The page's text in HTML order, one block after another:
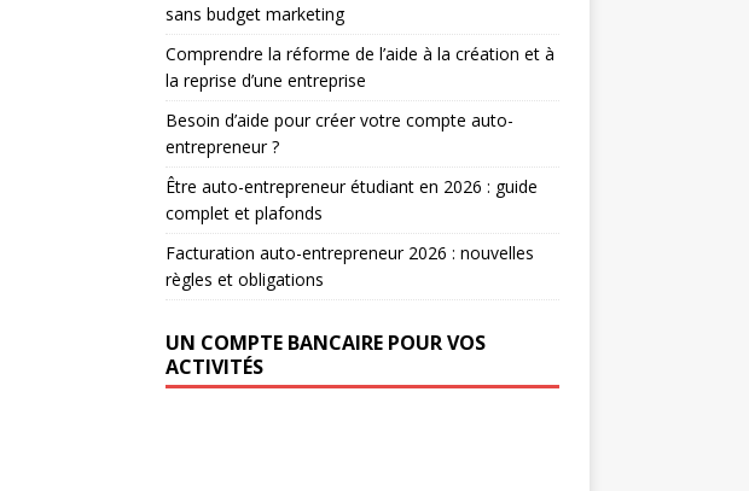
sans budget marketing
Comprendre la réforme de l’aide à la création et à
la reprise d’une entreprise
Besoin d’aide pour créer votre compte auto-
entrepreneur ?
Être auto-entrepreneur étudiant en 2026 : guide
complet et plafonds
Facturation auto-entrepreneur 2026 : nouvelles
règles et obligations
UN COMPTE BANCAIRE POUR VOS
ACTIVITÉS